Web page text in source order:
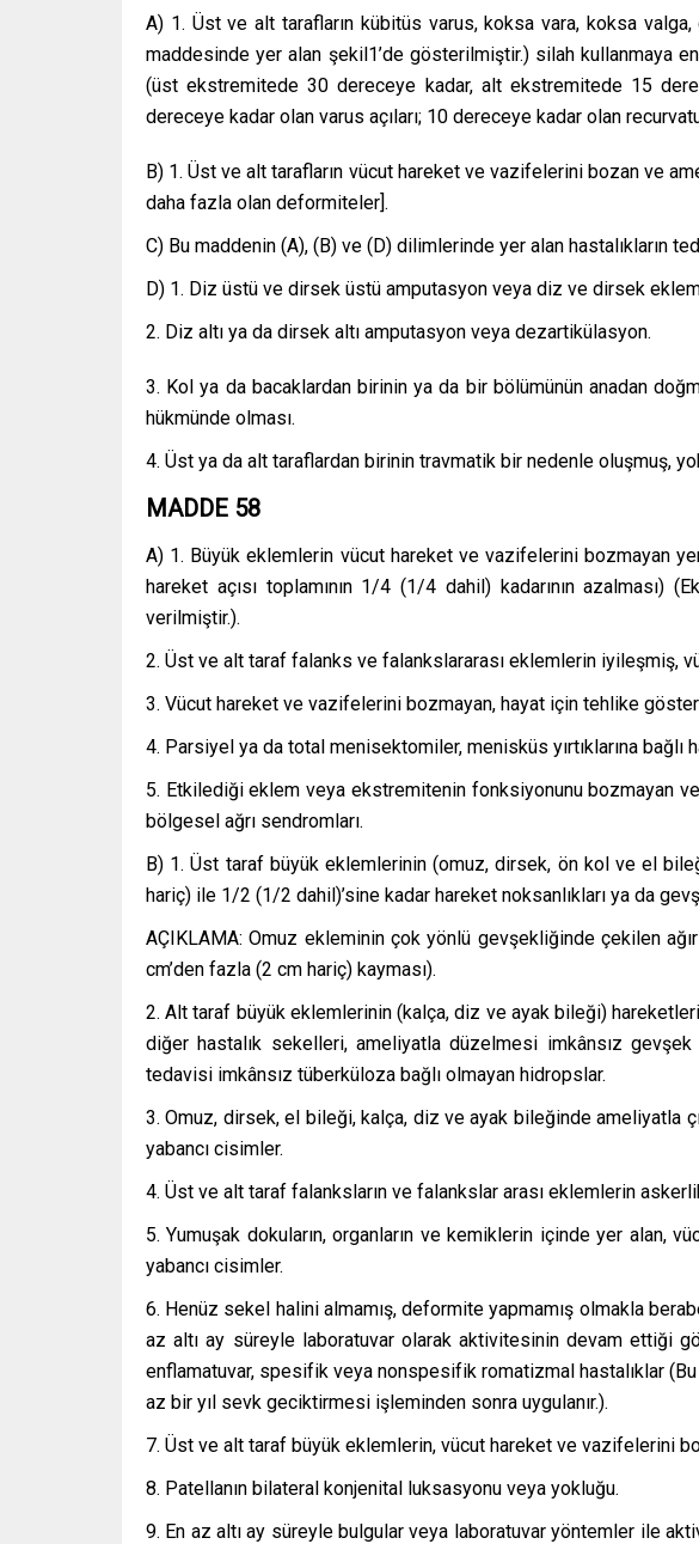
A) 1. Üst ve alt tarafların kübitüs varus, koksa vara, koksa
maddesinde yer alan şekil1’de gösterilmiştir.) silah kullanmaya
(üst ekstremitede 30 dereceye kadar, alt ekstremitede 15
dereceye kadar olan varus açıları; 10 dereceye kadar olan
B) 1. Üst ve alt tarafların vücut hareket ve vazifelerini bozan ve
daha fazla olan deformiteler].
C) Bu maddenin (A), (B) ve (D) dilimlerinde yer alan hastalıkların
D) 1. Diz üstü ve dirsek üstü amputasyon veya diz ve dirsek
2. Diz altı ya da dirsek altı amputasyon veya dezartikülasyon.
3. Kol ya da bacaklardan birinin ya da bir bölümünün anadan
hükmünde olması.
4. Üst ya da alt taraflardan birinin travmatik bir nedenle oluşmuş,
MADDE 58
A) 1. Büyük eklemlerin vücut hareket ve vazifelerini bozmayan
hareket açısı toplamının 1/4 (1/4 dahil) kadarının
verilmiştir.).
2. Üst ve alt taraf falanks ve falankslararası eklemlerin
3. Vücut hareket ve vazifelerini bozmayan, hayat için tehlike
4. Parsiyel ya da total menisektomiler, menisküs yırtıklarına
5. Etkilediği eklem veya ekstremitenin fonksiyonunu bozmayan
bölgesel ağrı sendromları.
B) 1. Üst taraf büyük eklemlerinin (omuz, dirsek, ön kol ve el
hariç) ile 1/2 (1/2 dahil)’sine kadar hareket noksanlıkları ya da
AÇIKLAMA: Omuz ekleminin çok yönlü gevşekliğinde çekilen
cm’den fazla (2 cm hariç) kayması).
2. Alt taraf büyük eklemlerinin (kalça, diz ve ayak bileği)
diğer hastalık sekelleri, ameliyatla düzelmesi imkânsız
tedavisi imkânsız tüberküloza bağlı olmayan hidropslar.
3. Omuz, dirsek, el bileği, kalça, diz ve ayak bileğinde ameliyatla
yabancı cisimler.
4. Üst ve alt taraf falanksların ve falankslar arası eklemlerin
5. Yumuşak dokuların, organların ve kemiklerin içinde yer alan,
yabancı cisimler.
6. Henüz sekel halini almamış, deformite yapmamış olmakla
az altı ay süreyle laboratuvar olarak aktivitesinin devam ettiği
enflamatuvar, spesifik veya nonspesifik romatizmal hastalıklar
az bir yıl sevk geciktirmesi işleminden sonra uygulanır.).
7. Üst ve alt taraf büyük eklemlerin, vücut hareket ve vazifelerini
8. Patellanın bilateral konjenital luksasyonu veya yokluğu.
9. En az altı ay süreyle bulgular veya laboratuvar yöntemler ile